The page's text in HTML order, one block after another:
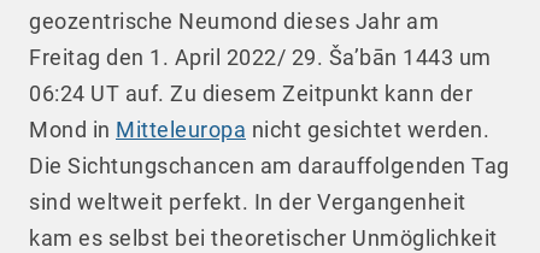
geozentrische Neumond dieses Jahr am
Freitag den 1. April 2022/ 29. Ša’bān 1443 um
06:24 UT auf. Zu diesem Zeitpunkt kann der
Mond in Mitteleuropa nicht gesichtet werden.
Die Sichtungschancen am darauffolgenden Tag
sind weltweit perfekt. In der Vergangenheit
kam es selbst bei theoretischer Unmöglichkeit